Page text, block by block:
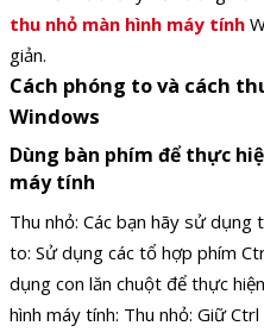
thu nhỏ màn hình máy tính
giản.
Cách phóng to và cách
Windows
Dùng bàn phím để thực
máy tính
Thu nhỏ: Các bạn hãy sử
to: Sử dụng các tổ hợp phím
dụng con lăn chuột để thực
hình máy tính: Thu nhỏ: Giữ